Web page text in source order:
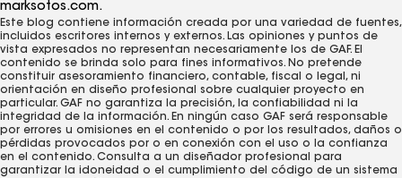
marksotos.com.
Este blog contiene información creada por una variedad de fuentes,
incluidos escritores internos y externos. Las opiniones y puntos de
vista expresados ​​no representan necesariamente los de GAF. El
contenido se brinda solo para fines informativos. No pretende
constituir asesoramiento financiero, contable, fiscal o legal, ni
orientación en diseño profesional sobre cualquier proyecto en
particular. GAF no garantiza la precisión, la confiabilidad ni la
integridad de la información. En ningún caso GAF será responsable
por errores u omisiones en el contenido o por los resultados, daños o
pérdidas provocados ​​por o en conexión con el uso o la confianza
en el contenido. Consulta a un diseñador profesional para
garantizar la idoneidad o el cumplimiento del código de un sistema